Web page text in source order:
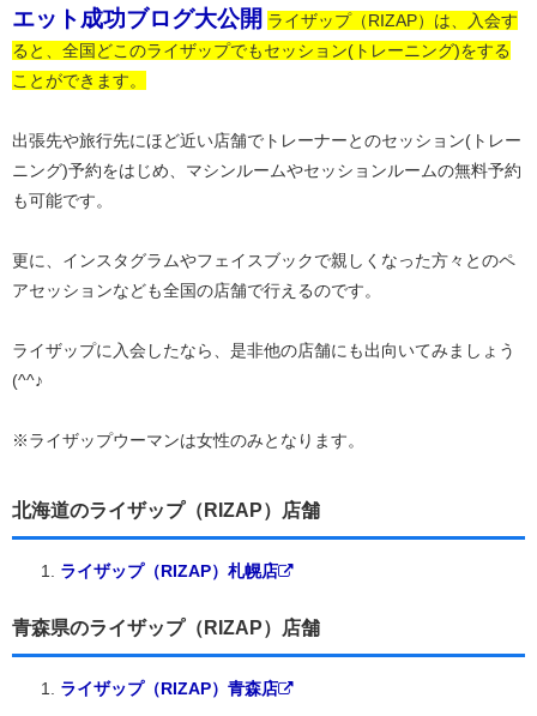
エット成功ブログ大公開 ライザップ（RIZAP）は、入会す
ると、全国どこのライザップでもセッション(トレーニング)をする
ことができます。
出張先や旅行先にほど近い店舗でトレーナーとのセッション(トレー
ニング)予約をはじめ、マシンルームやセッションルームの無料予約
も可能です。
更に、インスタグラムやフェイスブックで親しくなった方々とのペ
アセッションなども全国の店舗で行えるのです。
ライザップに入会したなら、是非他の店舗にも出向いてみましょう
(^^♪
※ライザップウーマンは女性のみとなります。
北海道のライザップ（RIZAP）店舗
ライザップ（RIZAP）札幌店
青森県のライザップ（RIZAP）店舗
ライザップ（RIZAP）青森店